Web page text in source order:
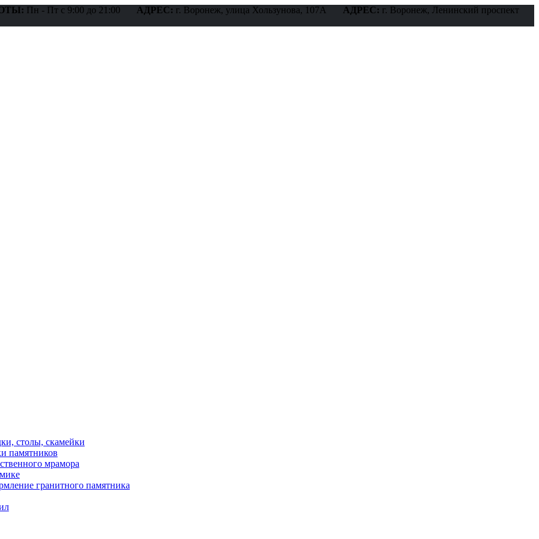
Пн - Пт с 9:00 до 21:00 АДРЕС: г. Воронеж, улица Хользунова, 107А АДРЕС: г. Воронеж, Ленинский проспект
столы, скамейки
памятников
мрамора
гранитного памятника